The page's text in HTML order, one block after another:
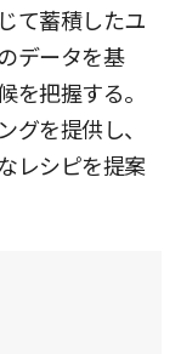
て蓄積したユ
データを基
を把握する。
を提供し、
レシピを提案